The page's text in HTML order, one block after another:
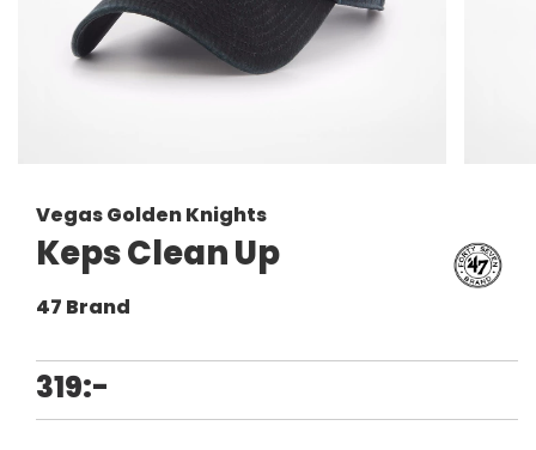
Vegas Golden Knights
Keps Clean Up
47 Brand
319:-